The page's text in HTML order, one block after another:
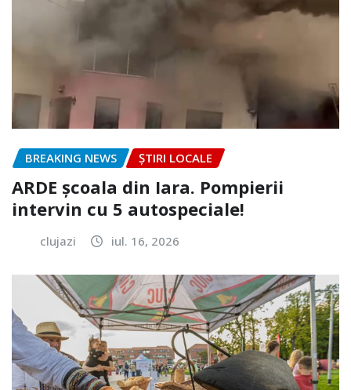
BREAKING NEWS ȘTIRI LOCALE
ARDE școala din Iara. Pompierii
intervin cu 5 autospeciale!
clujazi iul. 16, 2026